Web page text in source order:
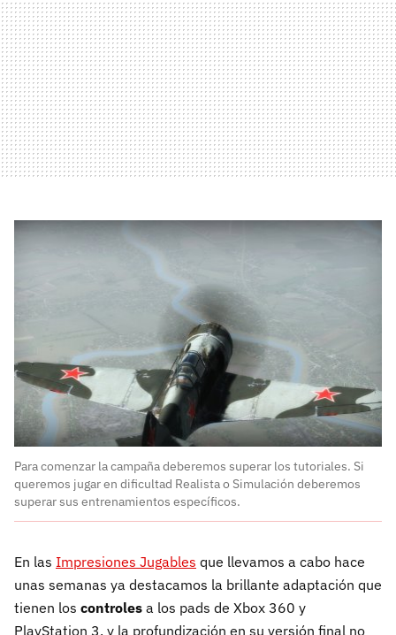
Para comenzar la campaña deberemos superar los tutoriales. Si
queremos jugar en dificultad Realista o Simulación deberemos
superar sus entrenamientos específicos.
En las Impresiones Jugables que llevamos a cabo hace
unas semanas ya destacamos la brillante adaptación que
tienen los controles a los pads de Xbox 360 y
PlayStation 3, y la profundización en su versión final no